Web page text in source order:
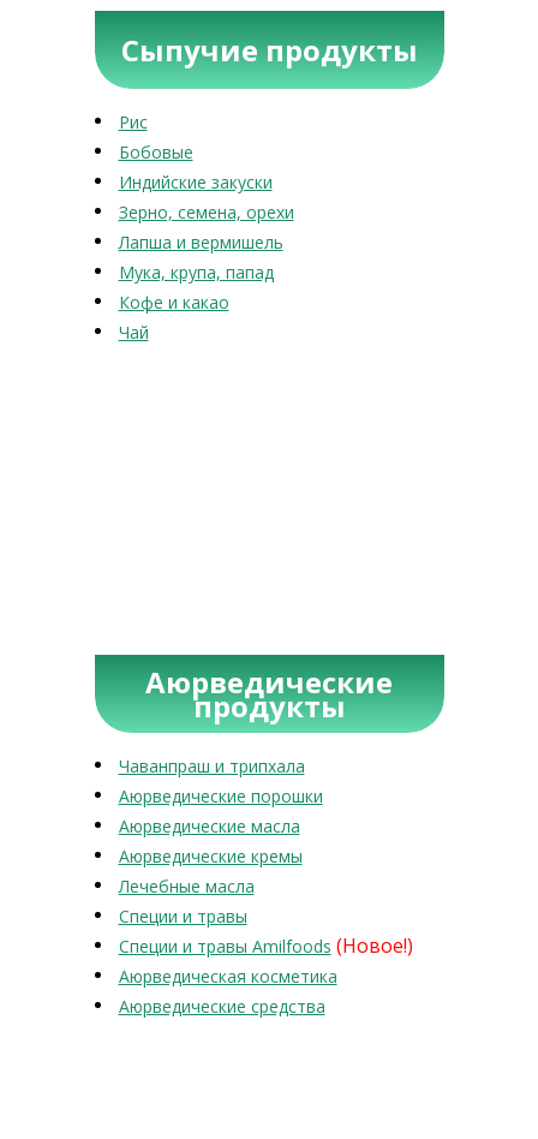
Сыпучие продукты
Рис
Бобовые
Индийские закуски
Зерно, семена, орехи
Лапша и вермишель
Мука, крупа, папад
Кофе и какао
Чай
Аюрведические
продукты
Чаванпраш и трипхала
Аюрведические порошки
Аюрведические масла
Аюрведические кремы
Лечебные масла
Специи и травы
Специи и травы Amilfoods (Новое!)
Аюрведическая косметика
Аюрведические средства